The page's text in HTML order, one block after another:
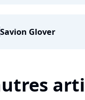
Savion Glover